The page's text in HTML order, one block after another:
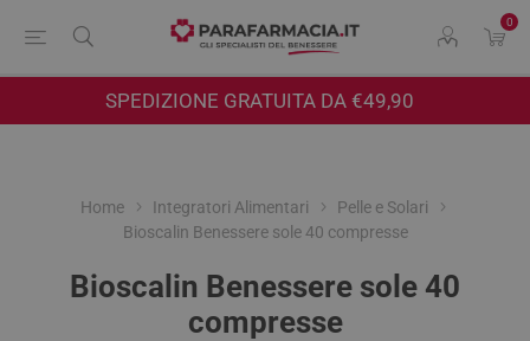
0
SPEDIZIONE GRATUITA DA €49,90
Home Integratori Alimentari
Pelle e Solari
Bioscalin Benessere sole 40 compresse
Bioscalin Benessere sole 40
compresse